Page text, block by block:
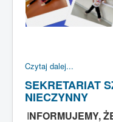
Czytaj dalej...
SEKRETARIAT
NIECZYNNY
INFORMUJEMY,